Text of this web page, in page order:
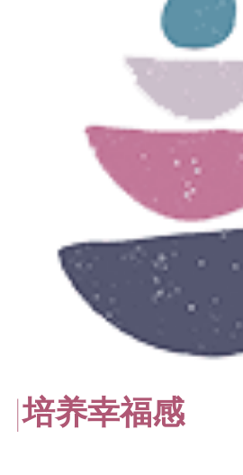
|培养幸福感